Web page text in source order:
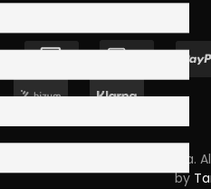
Copyright © 2023 Skpro, Lda.
by